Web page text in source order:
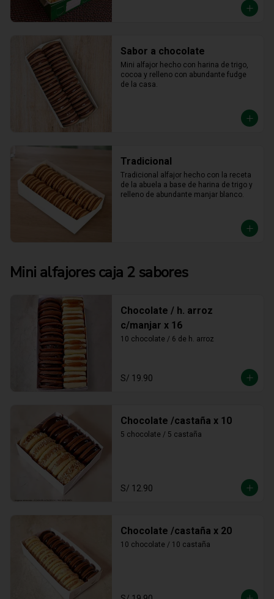
Sabor a chocolate
Mini alfajor hecho con harina de trigo,
cocoa y relleno con abundante fudge
de la casa.
Tradicional
Tradicional alfajor hecho con la receta
de la abuela a base de harina de trigo y
relleno de abundante manjar blanco.
Mini alfajores caja 2 sabores
Chocolate / h. arroz
c/manjar x 16
10 chocolate / 6 de h. arroz
S/ 19.90
Chocolate /castaña x 10
5 chocolate / 5 castaña
S/ 12.90
Chocolate /castaña x 20
10 chocolate / 10 castaña